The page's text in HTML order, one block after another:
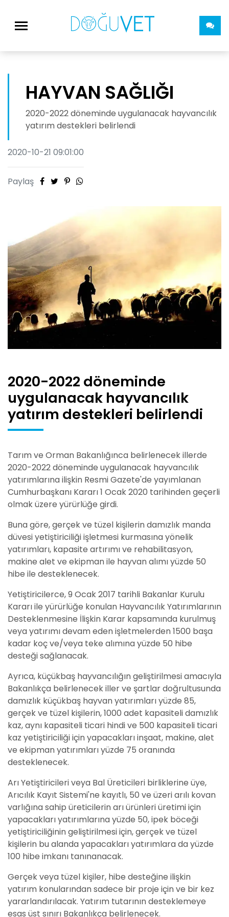
HAYVAN SAĞLIĞI
2020-2022 döneminde uygulanacak hayvancılık
yatırım destekleri belirlendi
2020-10-21 09:01:00
Paylaş
2020-2022 döneminde
uygulanacak hayvancılık
yatırım destekleri belirlendi
Tarım ve Orman Bakanlığınca belirlenecek illerde
2020-2022 döneminde uygulanacak hayvancılık
yatırımlarına ilişkin Resmi Gazete'de yayımlanan
Cumhurbaşkanı Kararı 1 Ocak 2020 tarihinden geçerli
olmak üzere yürürlüğe girdi.
Buna göre, gerçek ve tüzel kişilerin damızlık manda
düvesi yetiştiriciliği işletmesi kurmasına yönelik
yatırımları, kapasite artırımı ve rehabilitasyon,
makine alet ve ekipman ile hayvan alımı yüzde 50
hibe ile desteklenecek.
Yetiştiricilerce, 9 Ocak 2017 tarihli Bakanlar Kurulu
Kararı ile yürürlüğe konulan Hayvancılık Yatırımlarının
Desteklenmesine İlişkin Karar kapsamında kurulmuş
veya yatırımı devam eden işletmelerden 1500 başa
kadar koç ve/veya teke alımına yüzde 50 hibe
desteği sağlanacak.
Ayrıca, küçükbaş hayvancılığın geliştirilmesi amacıyla
Bakanlıkça belirlenecek iller ve şartlar doğrultusunda
damızlık küçükbaş hayvan yatırımları yüzde 85,
gerçek ve tüzel kişilerin, 1000 adet kapasiteli damızlık
kaz, aynı kapasiteli ticari hindi ve 500 kapasiteli ticari
kaz yetiştiriciliği için yapacakları inşaat, makine, alet
ve ekipman yatırımları yüzde 75 oranında
desteklenecek.
Arı Yetiştiricileri veya Bal Üreticileri birliklerine üye,
Arıcılık Kayıt Sistemi'ne kayıtlı, 50 ve üzeri arılı kovan
varlığına sahip üreticilerin arı ürünleri üretimi için
yapacakları yatırımlarına yüzde 50, ipek böceği
yetiştiriciliğinin geliştirilmesi için, gerçek ve tüzel
kişilerin bu alanda yapacakları yatırımlara da yüzde
100 hibe imkanı tanınanacak.
Gerçek veya tüzel kişiler, hibe desteğine ilişkin
yatırım konularından sadece bir proje için ve bir kez
yararlandırılacak. Yatırım tutarının desteklemeye
esas üst sınırı Bakanlıkça belirlenecek.